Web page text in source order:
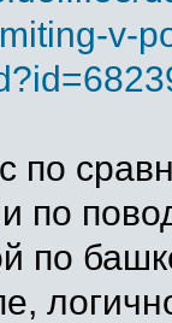
v-
по
по
по